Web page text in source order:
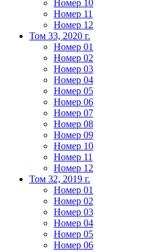
Номер 10
Номер 11
Номер 12
Том 33, 2020 г.
Номер 01
Номер 02
Номер 03
Номер 04
Номер 05
Номер 06
Номер 07
Номер 08
Номер 09
Номер 10
Номер 11
Номер 12
Том 32, 2019 г.
Номер 01
Номер 02
Номер 03
Номер 04
Номер 05
Номер 06